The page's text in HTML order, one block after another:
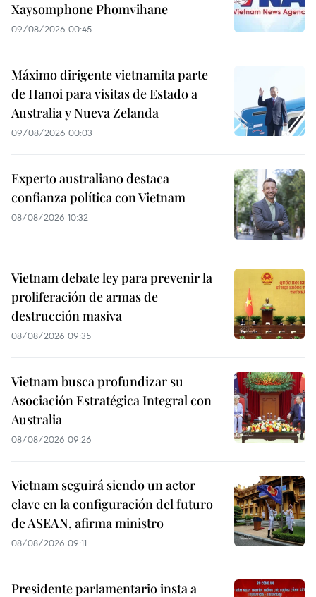
Xaysomphone Phomvihane
09/08/2026 00:45
Máximo dirigente vietnamita parte
de Hanoi para visitas de Estado a
Australia y Nueva Zelanda
09/08/2026 00:03
Experto australiano destaca
confianza política con Vietnam
08/08/2026 10:32
Vietnam debate ley para prevenir la
proliferación de armas de
destrucción masiva
08/08/2026 09:35
Vietnam busca profundizar su
Asociación Estratégica Integral con
Australia
08/08/2026 09:26
Vietnam seguirá siendo un actor
clave en la configuración del futuro
de ASEAN, afirma ministro
08/08/2026 09:11
Presidente parlamentario insta a